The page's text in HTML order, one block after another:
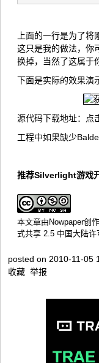
上面的一行是为了将
这只是我的做法，你
换掉，当然了这属于
下面是实际的效果演
源代码下载地址：
点
工程中如果缺少
推荐Silverlight游戏
本文章由Nowpaper创
式共享 2.5 中国大陆许
posted on 2010-11-05
收藏 举报